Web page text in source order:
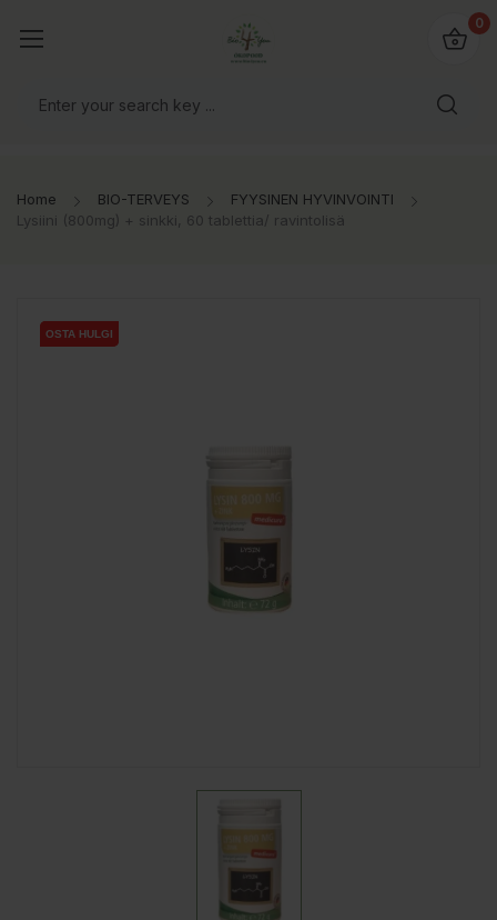
0
Home BIO-TERVEYS
FYYSINEN HYVINVOINTI
Lysiini (800mg) + sinkki, 60 tablettia/ ravintolisä
OSTA HULGI
OSTA HULGI